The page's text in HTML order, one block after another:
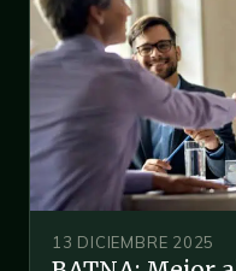
13 DICIEMBRE 2025